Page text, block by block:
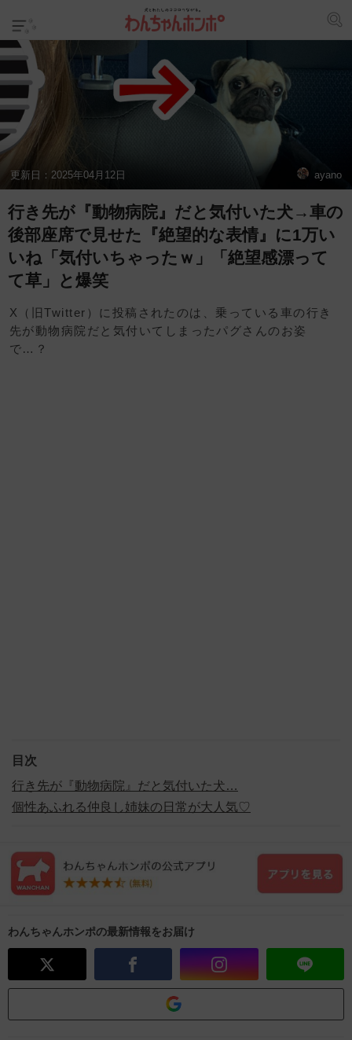
更新日： 2025年04月12日 ayano
行き先が『動物病院』だと気付いた犬→車の
後部座席で見せた『絶望的な表情』に1万い
いね「気付いちゃったｗ」「絶望感漂って
て草」と爆笑
X（旧Twitter）に投稿されたのは、乗っている車の行き
先が動物病院だと気付いてしまったパグさんのお姿
で…？
目次
行き先が『動物病院』だと気付いた犬…
個性あふれる仲良し姉妹の日常が大人気♡
わんちゃんホンポの最新情報をお届け